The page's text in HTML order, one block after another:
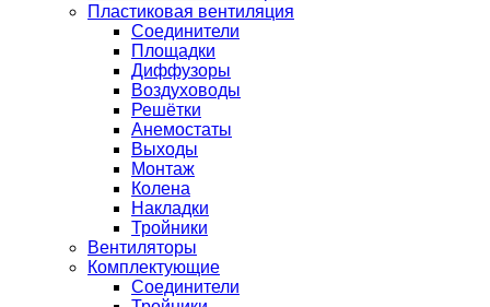
Пластиковая вентиляция
Соединители
Площадки
Диффузоры
Воздуховоды
Решётки
Анемостаты
Выходы
Монтаж
Колена
Накладки
Тройники
Вентиляторы
Комплектующие
Соединители